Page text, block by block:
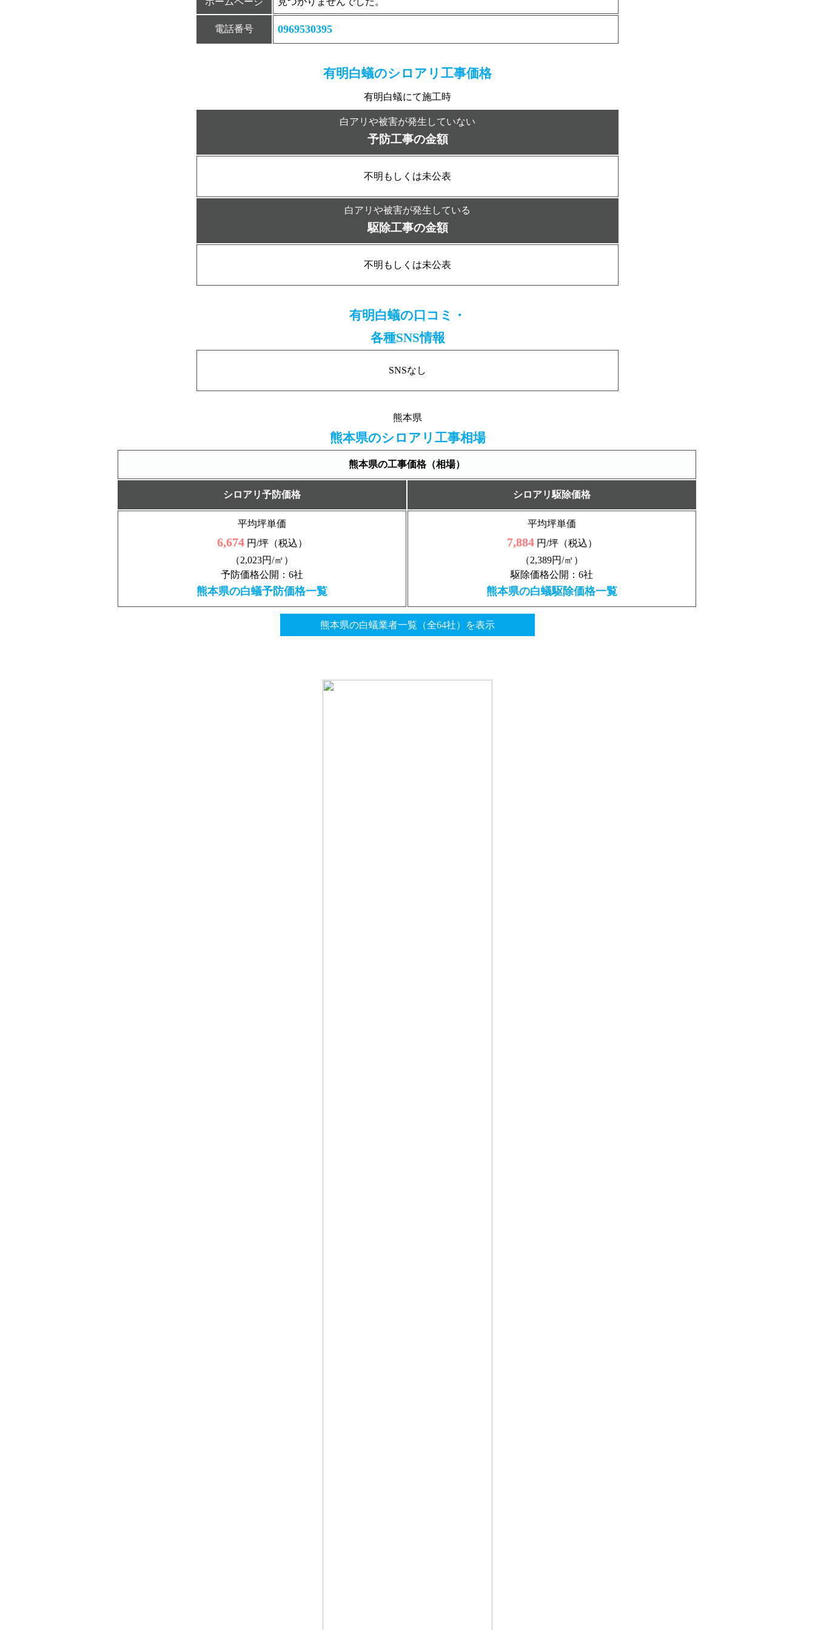
電話番号 0969530395
有明白蟻のシロアリ工事価格
有明白蟻にて施工時
白アリや被害が発生していない
予防工事の金額
不明もしくは未公表
白アリや被害が発生している
駆除工事の金額
不明もしくは未公表
有明白蟻の口コミ・
各種SNS情報
SNSなし
熊本県
熊本県のシロアリ工事相場
熊本県の工事価格（相場）
シロアリ予防価格 シロアリ駆除価格
平均坪単価
6,674円/坪（税込）
（2,023円/㎡）
予防価格公開：6社
熊本県の白蟻予防価格一覧
平均坪単価
7,884円/坪（税込）
（2,389円/㎡）
駆除価格公開：6社
熊本県の白蟻駆除価格一覧
熊本県の白蟻業者一覧（全64社）を表示